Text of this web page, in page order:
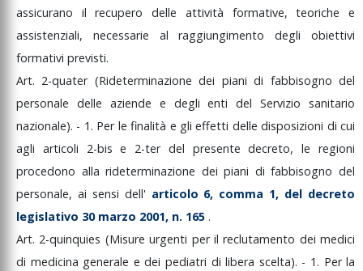
assicurano ilrecuperodelle attività formative,teorichee
assistenziali, necessarie alraggiungimentodegliobiettivi
formativi previsti.
Art. 2-quater (Rideterminazionedei pianidi fabbisognodel
personale delle aziende e deglientidelServizio sanitario
nazionale). - 1. Per lefinalità e glieffetti delledisposizioni dicui
agli articoli 2-bise 2-ter del presentedecreto,leregioni
procedono allarideterminazione deipiani difabbisognodel
personale, ai sensi dell' articolo 6, comma 1, del decreto
legislativo 30 marzo 2001, n. 165 .
Art. 2-quinquies (Misureurgenti per ilreclutamento dei medici
di medicina generale edei pediatri dilibera scelta). - 1. Perla